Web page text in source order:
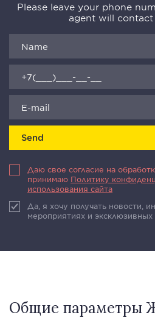
Please leave your phone
agent will contact
Send
Даю свое согласие на
принимаю Политику
использования сайта
Да, я хочу получать новости,
мероприятиях и
Общие параметры